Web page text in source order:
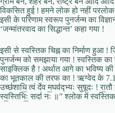
विकसित हुई ! हमने लोक हो नहीं
इसी के परिणाम स्वरूप पुनर्जन्म का
‘जन्मांतरवाद का सिद्धान्त’ कहा गया !
इसी से स्वस्तिक चिह्न का निर्माण
पुनर्जन्म को समझाया गया ! स्वस्तिक
साइक्लिक है ! अर्थात आगे का भविष्य
का भूतकाल की तरफ का ! ऋग्वेद के
उच्छ॑शाधि॒ त्वं दे॑व म॒घव॑द्भ्यः सुषूदः !
स्व॒स्तिभिः॒ सदा॑ नः ॥” श्लोक में